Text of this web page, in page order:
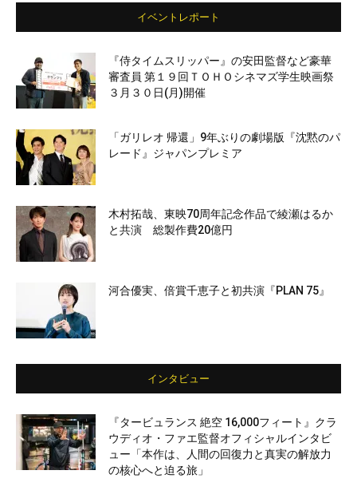
イベントレポート
『侍タイムスリッパー』の安田監督など豪華
審査員 第１９回ＴＯＨＯシネマズ学生映画祭
３月３０日(月)開催
「ガリレオ 帰還」9年ぶりの劇場版『沈黙のパ
レード』ジャパンプレミア
木村拓哉、東映70周年記念作品で綾瀬はるか
と共演 総製作費20億円
河合優実、倍賞千恵子と初共演『PLAN 75』
インタビュー
『タービュランス 絶空 16,000フィート』クラ
ウディオ・ファエ監督オフィシャルインタビ
ュー「本作は、人間の回復力と真実の解放力
の核心へと迫る旅」